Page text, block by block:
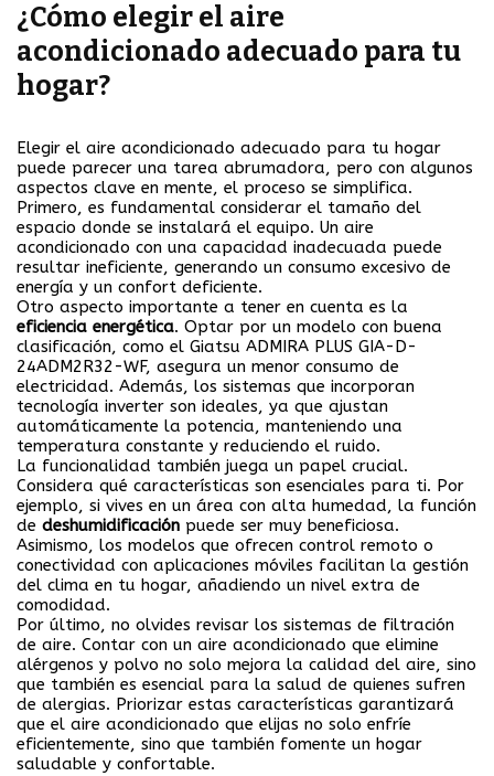
¿Cómo elegir el aire
acondicionado adecuado para tu
hogar?
Elegir el aire acondicionado adecuado para tu hogar
puede parecer una tarea abrumadora, pero con algunos
aspectos clave en mente, el proceso se simplifica.
Primero, es fundamental considerar el tamaño del
espacio donde se instalará el equipo. Un aire
acondicionado con una capacidad inadecuada puede
resultar ineficiente, generando un consumo excesivo de
energía y un confort deficiente.
Otro aspecto importante a tener en cuenta es la
eficiencia energética. Optar por un modelo con buena
clasificación, como el Giatsu ADMIRA PLUS GIA-D-
24ADM2R32-WF, asegura un menor consumo de
electricidad. Además, los sistemas que incorporan
tecnología inverter son ideales, ya que ajustan
automáticamente la potencia, manteniendo una
temperatura constante y reduciendo el ruido.
La funcionalidad también juega un papel crucial.
Considera qué características son esenciales para ti. Por
ejemplo, si vives en un área con alta humedad, la función
de deshumidificación puede ser muy beneficiosa.
Asimismo, los modelos que ofrecen control remoto o
conectividad con aplicaciones móviles facilitan la gestión
del clima en tu hogar, añadiendo un nivel extra de
comodidad.
Por último, no olvides revisar los sistemas de filtración
de aire. Contar con un aire acondicionado que elimine
alérgenos y polvo no solo mejora la calidad del aire, sino
que también es esencial para la salud de quienes sufren
de alergias. Priorizar estas características garantizará
que el aire acondicionado que elijas no solo enfríe
eficientemente, sino que también fomente un hogar
saludable y confortable.